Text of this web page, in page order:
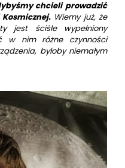
chcieli prowadzić
Wiemy już, że
jest ściśle wypełniony
w nim różne czynności
byłoby niemałym